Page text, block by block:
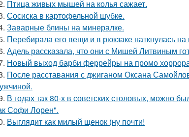
Птица живых мышей на колья сажает.
Сосиска в картофельной шубке.
Заварные блины на минералке.
Перебирала его вещи и в рюкзаке наткнулась на
Адель рассказала, что они с Мишей Литвиным
Новый выход барби феррейры на промо
После расставания с джиганом Оксана
В годах так 80-х в советских столовых, можно
Софи Лорен".
Выглядит как милый щенок (ну почти!